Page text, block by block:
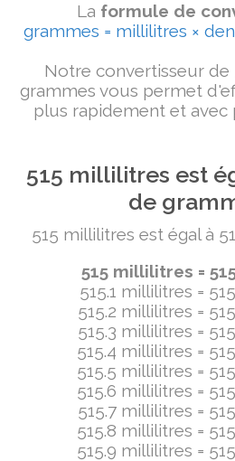
La formule de
grammes = millilitres ×
Notre convertisseur de
grammes vous permet
plus rapidement et avec
515 millilitres est
de
515 millilitres est égal à
515 millilitres =
515.1 millilitres =
515.2 millilitres =
515.3 millilitres =
515.4 millilitres =
515.5 millilitres =
515.6 millilitres =
515.7 millilitres =
515.8 millilitres =
515.9 millilitres =